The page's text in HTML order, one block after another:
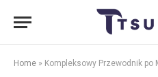
Home » Kompleksowy Przewodnik